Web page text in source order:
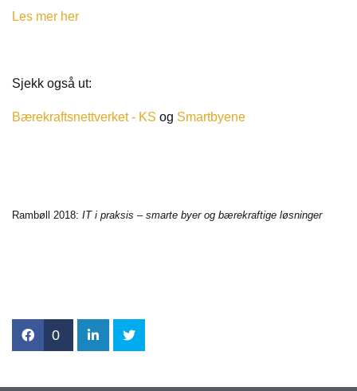
Les mer her
Sjekk også ut:
Bærekraftsnettverket - KS og Smartbyene
Rambøll 2018: IT i praksis – smarte byer og bærekraftige løsninger
0